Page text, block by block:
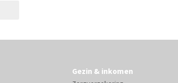
Gezin & inkomen